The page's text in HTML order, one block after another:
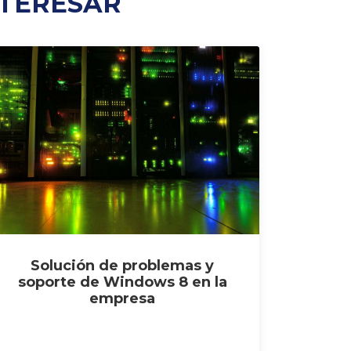
Solución de problemas y
soporte de Windows 8 en la
empresa